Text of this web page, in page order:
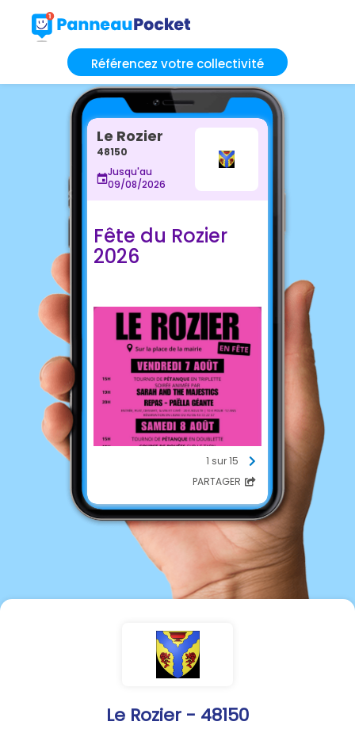
Référencez votre collectivité
Le Rozier - 48150
Le Rozier
48150
Jusqu'au
09/08/2026
Fête du Rozier
2026
1 sur 15
PARTAGER